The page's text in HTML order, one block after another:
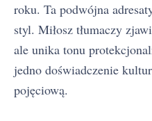
roku. Ta podwójna
styl. Miłosz tłumaczy
ale unika tonu
jedno doświadczenie
pojęciową.